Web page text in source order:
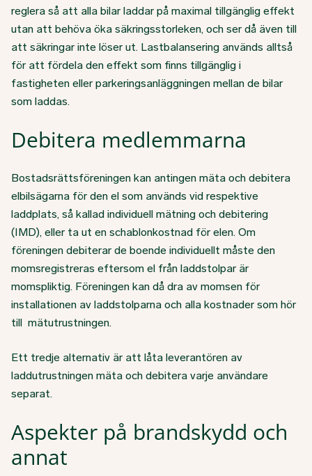
reglera så att alla bilar laddar på maximal tillgänglig effekt
utan att behöva öka säkringsstorleken, och ser då även till
att säkringar inte löser ut. Lastbalansering används alltså
för att fördela den effekt som finns tillgänglig i
fastigheten eller parkeringsanläggningen mellan de bilar
som laddas.
Debitera medlemmarna
Bostadsrättsföreningen kan antingen mäta och debitera
elbilsägarna för den el som används vid respektive
laddplats, så kallad individuell mätning och debitering
(IMD), eller ta ut en schablonkostnad för elen. Om
föreningen debiterar de boende individuellt måste den
momsregistreras eftersom el från laddstolpar är
momspliktig. Föreningen kan då dra av momsen för
installationen av laddstolparna och alla kostnader som hör
till mätutrustningen.
Ett tredje alternativ är att låta leverantören av
laddutrustningen mäta och debitera varje användare
separat.
Aspekter på brandskydd och
annat